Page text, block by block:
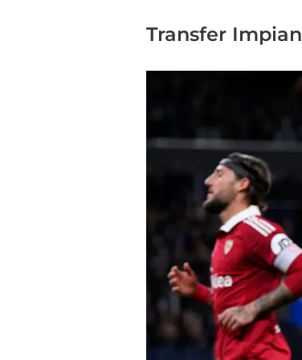
Transfer Impian